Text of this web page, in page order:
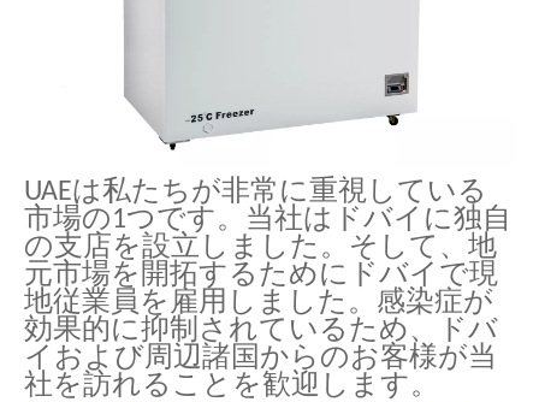
UAEは私たちが非常に重視している
市場の1つです。当社はドバイに独自
の支店を設立しました。そして、地
元市場を開拓するためにドバイで現
地従業員を雇用しました。感染症が
効果的に抑制されているため、ドバ
イおよび周辺諸国からのお客様が当
社を訪れることを歓迎します。